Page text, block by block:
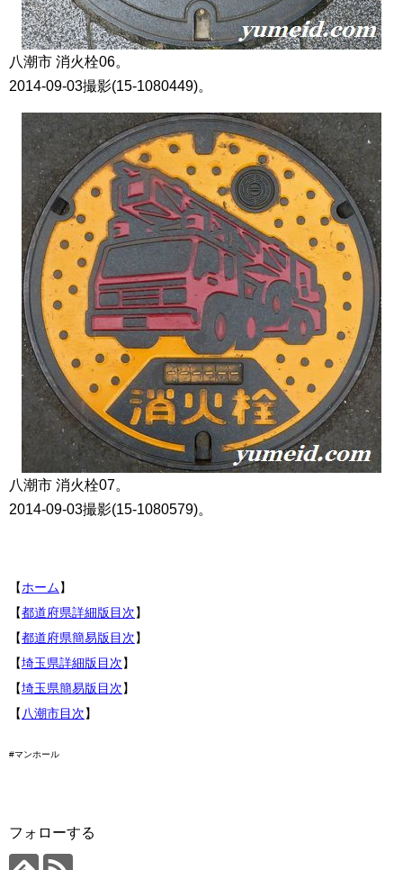
八潮市 消火栓06。
2014-09-03撮影(15-1080449)。
八潮市 消火栓07。
2014-09-03撮影(15-1080579)。
【ホーム】
【都道府県詳細版目次】
【都道府県簡易版目次】
【埼玉県詳細版目次】
【埼玉県簡易版目次】
【八潮市目次】
#マンホール
フォローする